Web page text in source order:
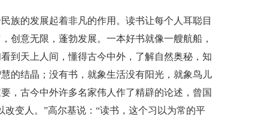
族的发展起着非凡的作用。读书让每个人耳聪目
创意无限，蓬勃发展。一本好书就像一艘航船，
到天上人间，懂得古今中外，了解自然奥秘，知
的结晶；没有书，就象生活没有阳光，就象鸟儿
，古今中外许多名家伟人作了精辟的论述，曾国
变人。”高尔基说：“读书，这个习以为常的平